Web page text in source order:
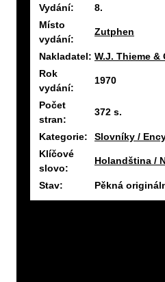
Vydání:
8.
Místo
vydání:
Zutphen
Nakladatel: W.J. Thieme &
Rok
vydání:
1970
Počet
stran:
372 s.
Kategorie:
Slovníky /
Klíčové
slovo:
Holandština /
Stav: Pěkná